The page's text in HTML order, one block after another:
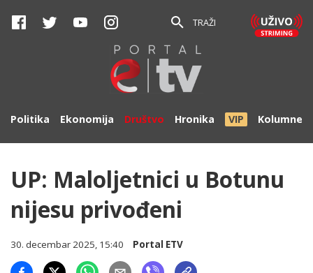
TRAŽI
Politika Ekonomija Društvo Hronika VIP Kolumne
UP: Maloljetnici u Botunu
nijesu privođeni
30. decembar 2025, 15:40 Portal ETV